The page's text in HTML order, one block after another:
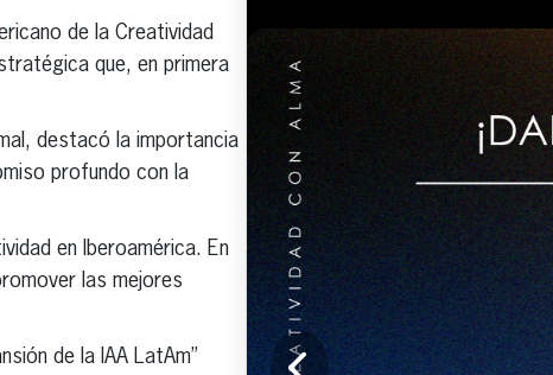
de la Creatividad
que, en primera
destacó la importancia
profundo con la
en Iberoamérica. En
las mejores
de la IAA LatAm”
Click here to subscribe and
receive the latest industry
news, professional
development tips, webinars,
and more!